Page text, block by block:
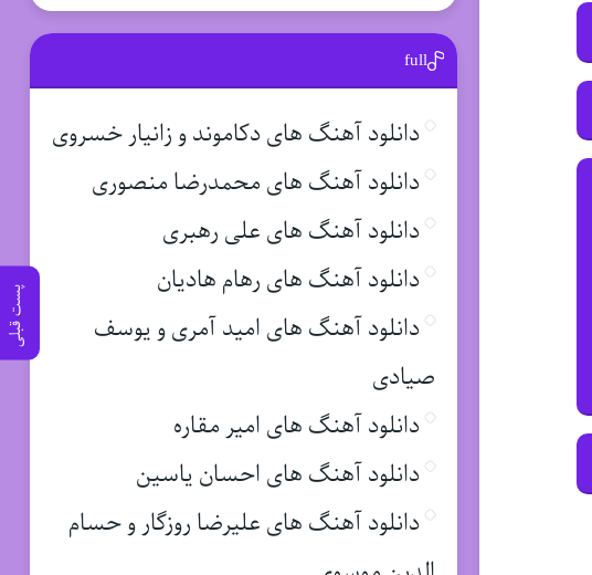
پست قبلی
full
دانلود آهنگ های دکاموند و زانیار خسروی
دانلود آهنگ های محمدرضا منصوری
دانلود آهنگ های علی رهبری
دانلود آهنگ های رهام هادیان
دانلود آهنگ های امید آمری و یوسف
صیادی
دانلود آهنگ های امیر مقاره
دانلود آهنگ های احسان یاسین
دانلود آهنگ های علیرضا روزگار و حسام